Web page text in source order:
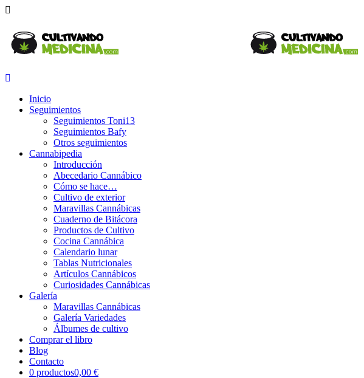
Inicio
Seguimientos
Seguimientos Toni13
Seguimientos Bafy
Otros seguimientos
Cannabipedia
Introducción
Abecedario Cannábico
Cómo se hace…
Cultivo de exterior
Maravillas Cannábicas
Cuaderno de Bitácora
Productos de Cultivo
Cocina Cannábica
Calendario lunar
Tablas Nutricionales
Artículos Cannábicos
Curiosidades Cannábicas
Galería
Maravillas Cannábicas
Galería Variedades
Álbumes de cultivo
Comprar el libro
Blog
Contacto
0 productos0,00 €